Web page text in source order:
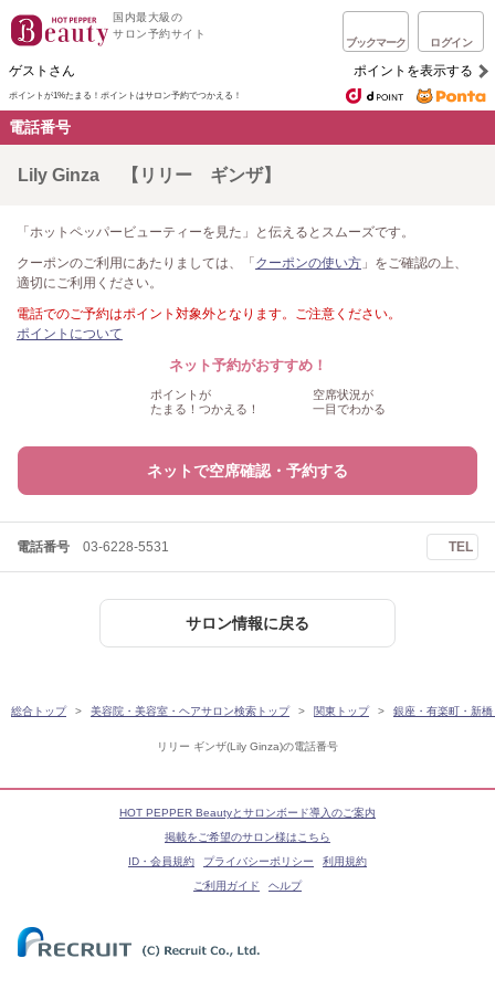
国内最大級の
サロン予約サイト
ブックマーク ログイン
ゲストさん ポイントを表示する
ポイントが1%たまる！ ポイントはサロン予約でつかえる！
電話番号
リリー ギンザ(Lily Ginza)の電話番号
Lily Ginza 【リリー ギンザ】
「ホットペッパービューティーを見た」と伝えるとスムーズです。
クーポンのご利用にあたりましては、「 クーポンの使い方 」をご確認の上、
適切にご利用ください。
電話でのご予約はポイント対象外となります。ご注意ください。
ポイントについて
ネット予約がおすすめ！
ポイントが
たまる！つかえる！
空席状況が
一目でわかる
ネットで空席確認・予約する
電話番号 03-6228-5531 TEL
サロン情報に戻る
総合トップ 美容院・美容室・ヘアサロン検索トップ 関東トップ 銀座・有楽町・新
HOT PEPPER Beautyとサロンボード導入のご案内
掲載をご希望のサロン様はこちら
ID・会員規約
プライバシーポリシー
利用規約
ご利用ガイド
ヘルプ